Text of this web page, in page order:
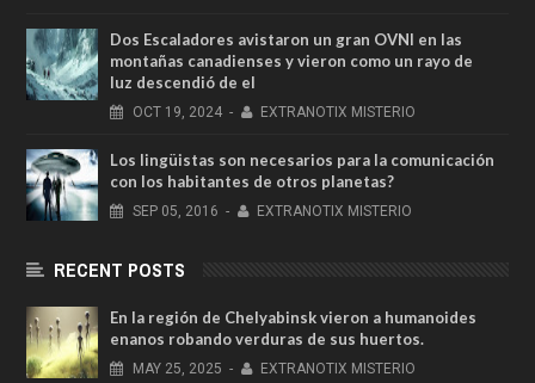
Dos Escaladores avistaron un gran OVNI en las
montañas canadienses y vieron como un rayo de
luz descendió de el
OCT 19, 2024 - EXTRANOTIX MISTERIO
Los lingüistas son necesarios para la comunicación
con los habitantes de otros planetas?
SEP 05, 2016 - EXTRANOTIX MISTERIO
RECENT POSTS
En la región de Chelyabinsk vieron a humanoides
enanos robando verduras de sus huertos.
MAY 25, 2025 - EXTRANOTIX MISTERIO